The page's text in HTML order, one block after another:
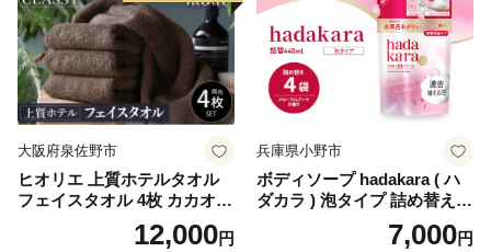
生活用品 無香料 トイレット
ペーパー ダブル といれっと
ぺーぱー トイレ クレシア ト
イレットペーパー [BDBH002
-1]
大阪府泉佐野市
ヒオリエ 上質ホテルタオル
フェイスタオル 4枚 カカオ
【タオル 泉州タオル 吸水 普
段使い 無地 シンプル 日用品
12,000円
兵庫県小野市
ボディソープ hadakara ( ハ
ダカラ ) 泡タイプ 詰め替え 4
40ml×4袋 ボディーソープ 泡
ボディソープ 泡 日用品 消耗
7,000円